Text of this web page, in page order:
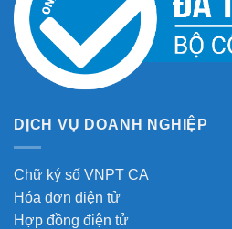
DỊCH VỤ DOANH NGHIỆP
Chữ ký số VNPT CA
Hóa đơn điện tử
Hợp đồng điện tử